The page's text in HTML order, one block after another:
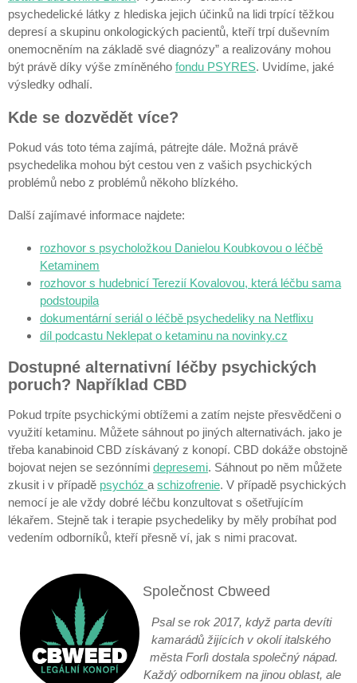
psychedelické látky z hlediska jejich účinků na lidi trpící těžkou
depresí a skupinu onkologických pacientů, kteří trpí duševním
onemocněním na základě své diagnózy” a realizovány mohou
být právě díky výše zmíněného fondu PSYRES. Uvidíme, jaké
výsledky odhalí.
Kde se dozvědět více?
Pokud vás toto téma zajímá, pátrejte dále. Možná právě
psychedelika mohou být cestou ven z vašich psychických
problémů nebo z problémů někoho blízkého.
Další zajímavé informace najdete:
rozhovor s psycholožkou Danielou Koubkovou o léčbě
Ketaminem
rozhovor s hudebnicí Terezií Kovalovou, která léčbu sama
podstoupila
dokumentární seriál o léčbě psychedeliky na Netflixu
díl podcastu Neklepat o ketaminu na novinky.cz
Dostupné alternativní léčby psychických
poruch? Například CBD
Pokud trpíte psychickými obtížemi a zatím nejste přesvědčeni o
využití ketaminu. Můžete sáhnout po jiných alternativách. jako je
třeba kanabinoid CBD získávaný z konopí. CBD dokáže obstojně
bojovat nejen se sezónními depresemi. Sáhnout po něm můžete
zkusit i v případě psychóz a schizofrenie. V případě psychických
nemocí je ale vždy dobré léčbu konzultovat s ošetřujícím
lékařem. Stejně tak i terapie psychedeliky by měly probíhat pod
vedením odborníků, kteří přesně ví, jak s nimi pracovat.
Společnost Cbweed
Psal se rok 2017, když parta devíti
kamarádů žijících v okolí italského
města Forlì dostala společný nápad.
Každý odborníkem na jinou oblast, ale